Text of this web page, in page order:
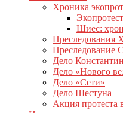
Хроника
Шиес:
Преследования
Преследование
Дело
Дело «Нового
Дело «Сети»
Дело Шестуна
Акция протеста